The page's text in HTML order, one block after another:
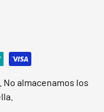
almacenamos los